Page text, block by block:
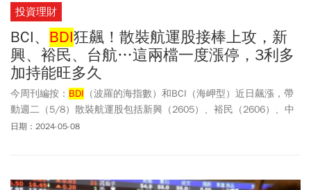
投資理財
BCI、 BDI狂飆！散裝航運股接棒上攻，新
興、裕民、台航…這兩檔一度漲停，3利多
加持能旺多久
今周刊編按： BDI （波羅的海指數）和BCI（海岬型）近日飆漲，帶
動週二（5/8）散裝航運股包括新興（2605）、裕民（2606）、中
航（2611）、台航（2617）一度亮燈漲停，扮演盤面多頭指標，新
日期：2024-05-08